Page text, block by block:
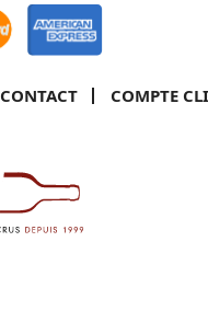
CONTACT COMPTE